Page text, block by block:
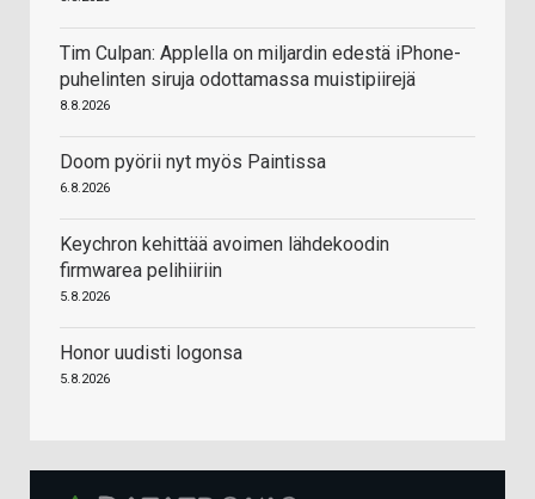
Tim Culpan: Applella on miljardin edestä iPhone-
puhelinten siruja odottamassa muistipiirejä
8.8.2026
Doom pyörii nyt myös Paintissa
6.8.2026
Keychron kehittää avoimen lähdekoodin
firmwarea pelihiiriin
5.8.2026
Honor uudisti logonsa
5.8.2026